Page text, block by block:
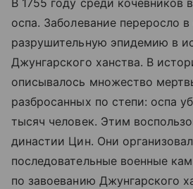
оспа. Заболевание переросло
разрушительную эпидемию в
Джунгарского ханства. В
описывалось множество
разбросанных по степи: оспа
тысяч человек. Этим
династии Цин. Они
последовательные военные
по завоеванию Джунгарского